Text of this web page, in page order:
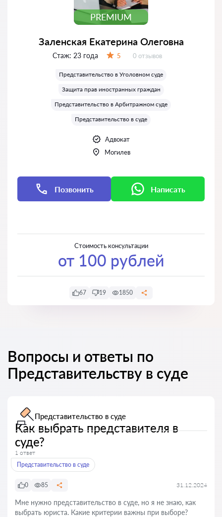
PREMIUM
Заленская Екатерина Олеговна
Стаж: 23 года 5 Отзывов:
0 отзывов
Представительство в Уголовном суде
Защита прав иностранных граждан
Представительство в Арбитражном суде
Представительство в суде
Адвокат
Могилев
Позвонить Написать
Стоимость консультации
от 100 рублей
67 19 1850
Вопросы и ответы по
Представительству в суде
Представительство в суде
Как выбрать представителя в
суде?
1 ответ
Представительство в суде
0 85 31.12.2024
Мне нужно представительство в суде, но я не знаю, как
выбрать юриста. Какие критерии важны при выборе?